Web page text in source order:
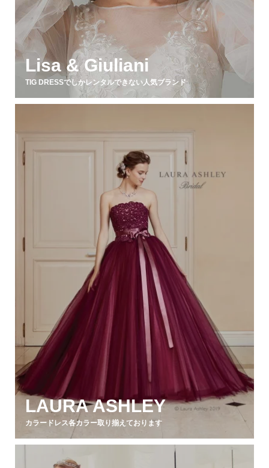
Lisa & Giuliani
TIG DRESSでしかレンタルできない人気ブランド
LAURA ASHLEY
カラードレス各カラー取り揃えております